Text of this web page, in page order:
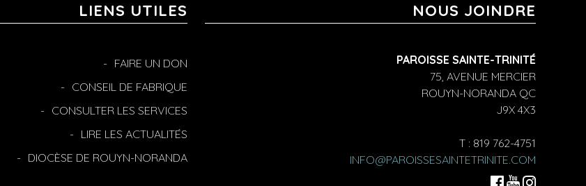
LIENS UTILES
FAIRE UN DON
CONSEIL DE FABRIQUE
CONSULTER LES SERVICES
LIRE LES ACTUALITÉS
DIOCÈSE DE ROUYN-NORANDA
NOUS JOINDRE
PAROISSE SAINTE-TRINITÉ
75, AVENUE MERCIER
ROUYN-NORANDA QC
J9X 4X3
T : 819 762-4751
INFO@PAROISSESAINTETRINITE.COM